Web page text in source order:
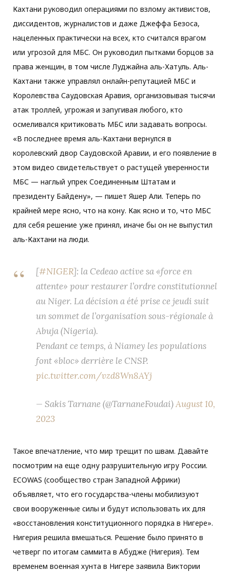
Кахтани руководил операциями по взлому активистов,
диссидентов, журналистов и даже Джеффа Безоса,
нацеленных практически на всех, кто считался врагом
или угрозой для MБС. Он руководил пытками борцов за
права женщин, в том числе Луджайна аль-Хатуль. Аль-
Кахтани также управлял онлайн-репутацией MБС и
Королевства Саудовская Аравия, организовывая тысячи
атак троллей, угрожая и запугивая любого, кто
осмеливался критиковать MБС или задавать вопросы.
«В последнее время аль-Кахтани вернулся в
королевский двор Саудовской Аравии, и его появление в
этом видео свидетельствует о растущей уверенности
МБС — наглый упрек Соединенным Штатам и
президенту Байдену», — пишет Яшер Али. Теперь по
крайней мере ясно, что на кону. Как ясно и то, что МБС
для себя решение уже принял, иначе бы он не выпустил
аль-Кахтани на люди.
[#NIGER]: la Cedeao active sa «force en
attente» pour restaurer l’ordre constitutionnel
au Niger. La décision a été prise ce jeudi suit
un sommet de l’organisation sous-régionale à
Abuja (Nigeria).
Pendant ce temps, à Niamey les populations
font «bloc» derrière le CNSP.
pic.twitter.com/vzd8Wn8AYj
— Sakis Tarnane (@TarnaneFoudai)August 10,
2023
Такое впечатление, что мир трещит по швам. Давайте
посмотрим на еще одну разрушительную игру России.
ECOWAS (сообщество стран Западной Африки)
объявляет, что его государства-члены мобилизуют
свои вооруженные силы и будут использовать их для
«восстановления конституционного порядка в Нигере».
Нигерия решила вмешаться. Решение было принято в
четверг по итогам саммита в Абудже (Нигерия). Тем
временем военная хунта в Нигере заявила Виктории